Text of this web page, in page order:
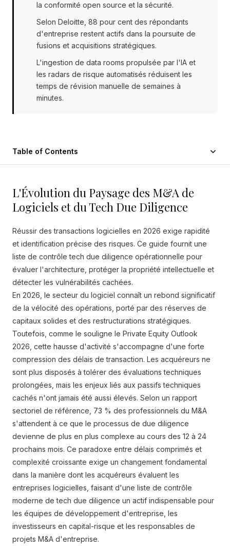
la conformité open source et la sécurité.
Selon Deloitte, 88 pour cent des répondants
d'entreprise restent actifs dans la poursuite de
fusions et acquisitions stratégiques.
L'ingestion de data rooms propulsée par l'IA et
les radars de risque automatisés réduisent les
temps de révision manuelle de semaines à
minutes.
Table of Contents
L'Évolution du Paysage des M&A de
Logiciels et du Tech Due Diligence
Réussir des transactions logicielles en 2026 exige rapidité
et identification précise des risques. Ce guide fournit une
liste de contrôle tech due diligence opérationnelle pour
évaluer l'architecture, protéger la propriété intellectuelle et
détecter les vulnérabilités cachées.
En 2026, le secteur du logiciel connaît un rebond significatif
de la vélocité des opérations, porté par des réserves de
capitaux solides et des restructurations stratégiques.
Toutefois, comme le souligne le Private Equity Outlook
2026, cette hausse d'activité s'accompagne d'une forte
compression des délais de transaction. Les acquéreurs ne
sont plus disposés à tolérer des évaluations techniques
prolongées, mais les enjeux liés aux passifs techniques
cachés n'ont jamais été aussi élevés. Selon un rapport
sectoriel de référence, 73 % des professionnels du M&A
s'attendent à ce que le processus de due diligence
devienne de plus en plus complexe au cours des 12 à 24
prochains mois. Ce paradoxe entre délais comprimés et
complexité croissante exige un changement fondamental
dans la manière dont les acquéreurs évaluent les
entreprises logicielles, faisant d'une liste de contrôle
moderne de tech due diligence un actif indispensable pour
les équipes de développement d'entreprise, les
investisseurs en capital-risque et les responsables de
projets M&A d'entreprise.